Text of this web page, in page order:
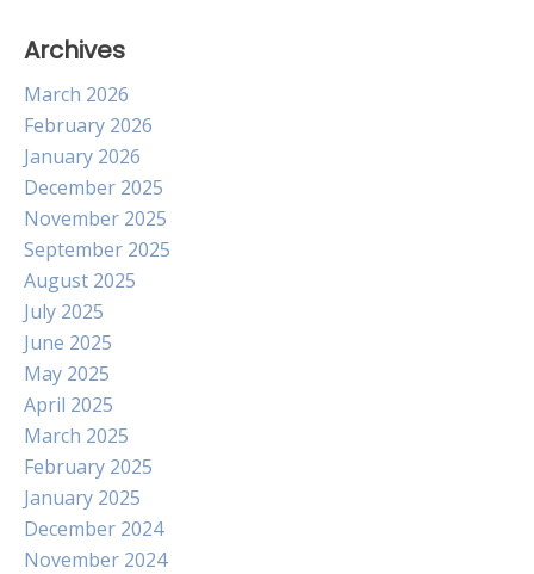
Archives
March 2026
February 2026
January 2026
December 2025
November 2025
September 2025
August 2025
July 2025
June 2025
May 2025
April 2025
March 2025
February 2025
January 2025
December 2024
November 2024